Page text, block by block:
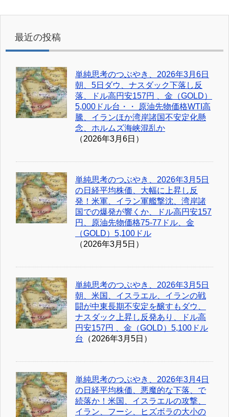
最近の投稿
単純思考のつぶやき、2026年3月6日
朝、5日ダウ、ナスダック下落し反
落、ドル高円安157円 、金（GOLD）
5,000ドル台・・ 原油先物価格WTI高
騰、イランほか湾岸諸国不安定化懸
念、ホルムズ海峡混乱か
（2026年3月6日）
単純思考のつぶやき、2026年3月5日
の日経平均株価、大幅に上昇し反
発！米軍、イラン軍艦撃沈、湾岸諸
国での爆発が響くか、ドル高円安157
円、原油先物価格75-77ドル、金
（GOLD）5,100ドル
（2026年3月5日）
単純思考のつぶやき、2026年3月5日
朝、米国、イスラエル、イランの戦
闘が中東長期不安定を醸すもダウ、
ナスダック上昇し反発あり、ドル高
円安157円 、金（GOLD）5,100ドル
台
（2026年3月5日）
単純思考のつぶやき、2026年3月4日
の日経平均株価、悪魔的な下落、で
続落か！米国、イスラエルの攻撃、
イラン、フーシ、ヒズボラの大小の